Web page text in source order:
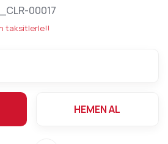
00017
taksitlerle!!
HEMEN AL